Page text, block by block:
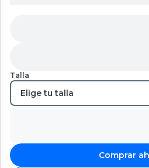
Talla
Comprar